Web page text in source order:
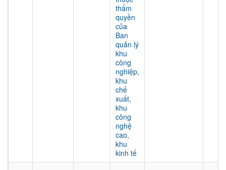
thẩm
quyền
của
Ban
quản lý
khu
công
nghiệp,
khu
chế
xuất,
khu
công
nghệ
cao,
khu
kinh tế